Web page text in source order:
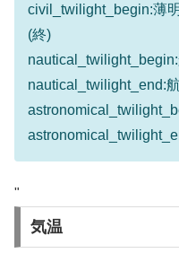
civil_twilight_begin:薄
(終)
nautical_twilight_end:
"
気温